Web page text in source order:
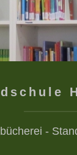
-